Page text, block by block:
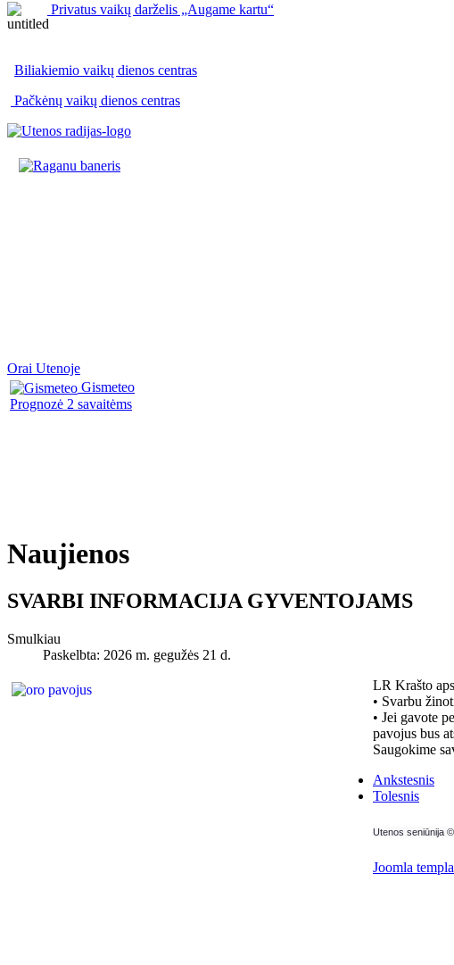
Privatus vaikų darželis „Augame kartu“
Biliakiemio vaikų dienos centras
Pačkėnų vaikų dienos centras
Orai Utenoje
Gismeteo
Prognozė 2 savaitėms
Naujienos
SVARBI INFORMACIJA GYVENTOJAMS
Smulkiau
Paskelbta: 2026 m. gegužės 21 d.
LR Krašto
• Svarbu
• Jei gavote
pavojus bus
Saugokime
Ankstesnis
Tolesnis
Utenos seniūnija
Joomla